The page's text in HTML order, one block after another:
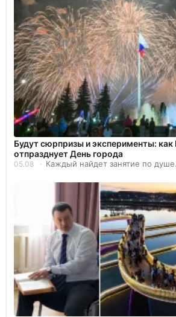
Будут сюрпризы и эксперименты: как
отпразднует День города
05.08 Каждый найдет занятие по душе.